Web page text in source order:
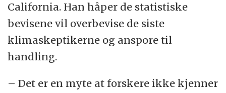
sikkerhet på 84,13 prosent.
2-sigma-nivå svarer til en statistisk
sikkerhet på 97,73 prosent.
3-sigma-nivå svarer til en statistisk
sikkerhet på 99,87 prosent.
California. Han håper de statistiske
bevisene vil overbevise de siste
klimaskeptikerne og anspore til
handling.
– Det er en myte at forskere ikke kjenner